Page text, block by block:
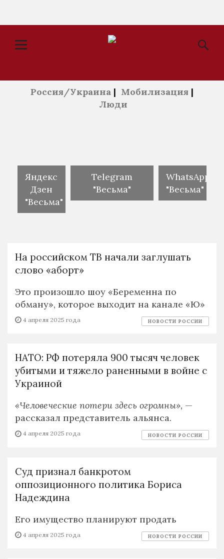
Россия/Украина | Мобилизация |
Люди
Яндекс
Дзен
"Весьма"
Telegram
"Весьма"
WhatsApp
"Весьма"
На российском ТВ начали заглушать
слово «аборт»
Это произошло шоу «Беременна по
обману», которое выходит на канале «Ю»
4 апреля 2025 года НОВОСТИ РОССИИ
НАТО: РФ потеряла 900 тысяч человек
убитыми и тяжело раненными в войне с
Украиной
«Человеческие потери здесь огромны», —
рассказал представитель альянса.
4 апреля 2025 года НОВОСТИ РОССИИ
Суд признал банкротом
оппозиционного политика Бориса
Надеждина
Его имущество планируют продать
4 апреля 2025 года НОВОСТИ РОССИИ